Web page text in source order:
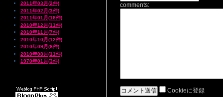
2011年03月(2件)
2011年02月(3件)
2011年01月(18件)
2010年12月(11件)
2010年11月(7件)
2010年10月(12件)
2010年09月(8件)
2010年08月(11件)
1970年01月(3件)
comments:
Cookieに登録